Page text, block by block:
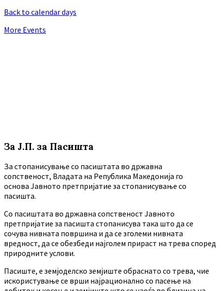
Back to calendar days
More Events
За Ј.П. за Пасишта
За стопанисување со пасиштата во државна
сопственост, Владата на Република Македонија го
основа Јавното претпријатие за стопанисување со
пасишта.
Co пасиштата во државна сопственост Јавното
претпријатие за пасишта стопанисува така што да се
сочува нивната површина и да се зголеми нивната
вредност, да се обезбеди најголем прираст на трева според
природните услови.
Пасиште, е земјоделско земјиште обраснато со трева, чие
искористување се врши најрационално со пасење на